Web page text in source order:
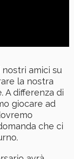
amici su
la nostra
A differenza di
giocare ad
che ci